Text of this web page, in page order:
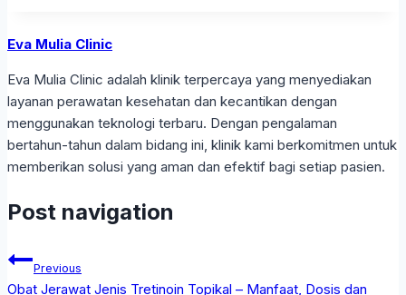
Eva Mulia Clinic
Eva Mulia Clinic adalah klinik terpercaya yang menyediakan
layanan perawatan kesehatan dan kecantikan dengan
menggunakan teknologi terbaru. Dengan pengalaman
bertahun-tahun dalam bidang ini, klinik kami berkomitmen untuk
memberikan solusi yang aman dan efektif bagi setiap pasien.
Post navigation
Previous
Obat Jerawat Jenis Tretinoin Topikal – Manfaat, Dosis dan